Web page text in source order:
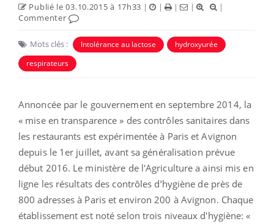
Publié le 03.10.2015 à 17h33 | | | |
|
Commenter
Mots clés : Intolérance au lactose
hydroxyurée
respirateurs
Annoncée par le gouvernement en septembre 2014, la
« mise en transparence » des contrôles sanitaires dans
les restaurants est expérimentée à Paris et Avignon
depuis le 1er juillet, avant sa généralisation prévue
début 2016. Le ministère de l'Agriculture a ainsi mis en
ligne les résultats des contrôles d’hygiène de près de
800 adresses à Paris et environ 200 à Avignon. Chaque
établissement est noté selon trois niveaux d'hygiène: «